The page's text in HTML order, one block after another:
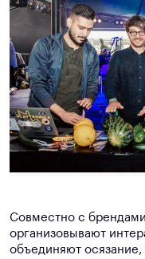
Совместно с
организовывают
объединяют осязание,